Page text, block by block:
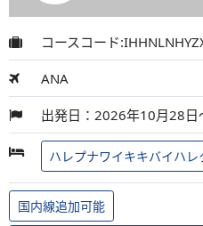
コースコード
ANA
出発日：2026年10月28
ハレプナワイキキバイハレ
国内線追加可能